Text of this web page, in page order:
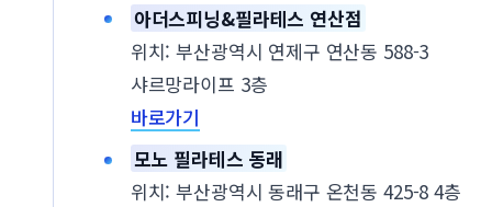
아더스피닝&필라테스 연산점
위치: 부산광역시 연제구 연산동 588-3
샤르망라이프 3층
바로가기
모노 필라테스 동래
위치: 부산광역시 동래구 온천동 425-8 4층